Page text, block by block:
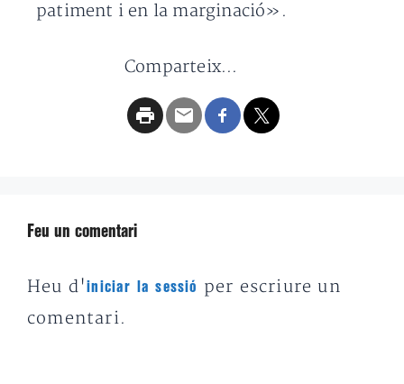
patiment i en la marginació».
Comparteix...
Feu un comentari
Heu d'iniciar la sessió
per escriure un
comentari.